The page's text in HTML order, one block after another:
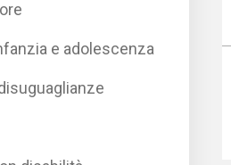
e adolescenza